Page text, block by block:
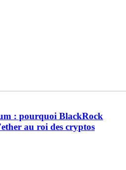
: pourquoi BlackRock
au roi des cryptos